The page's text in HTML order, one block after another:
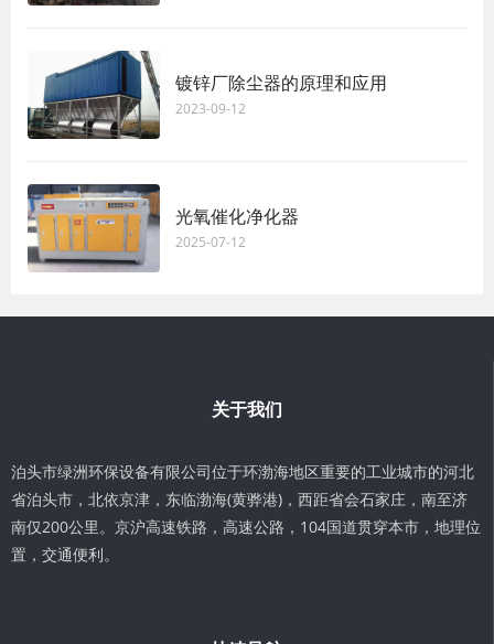
镀锌厂除尘器的原理和应用
2023-09-12
光氧催化净化器
2025-07-12
关于我们
泊头市绿洲环保设备有限公司位于环渤海地区重要的工业城市的河北
省泊头市，北依京津，东临渤海(黄骅港)，西距省会石家庄，南至济
南仅200公里。京沪高速铁路，高速公路，104国道贯穿本市，地理位
置，交通便利。